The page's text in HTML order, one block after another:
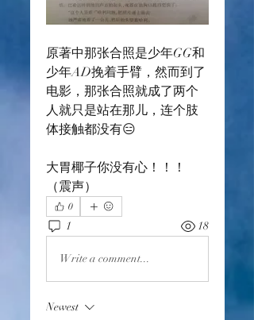
原著中那张合照是少年GG和
少年AD挽着手臂，然而到了
电影，那张合照就成了两个
人就只是站在那儿，连个肢
体接触都没有😑
大胃椰子你没有心！！！
（震声）
0
1 18
Write a comment...
Newest